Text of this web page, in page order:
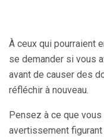
À ceux qui pourraient
se demander si vous
avant de causer des
réfléchir à nouveau.
Pensez à ce que
avertissement